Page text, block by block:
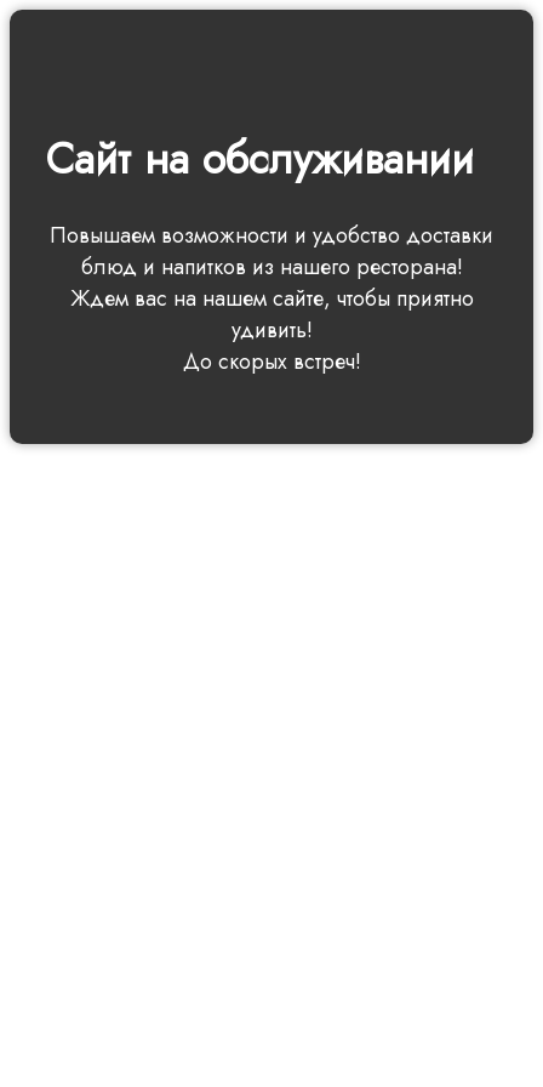
Сайт на обслуживании
Повышаем возможности и удобство доставки
блюд и напитков из нашего ресторана!
Ждем вас на нашем сайте, чтобы приятно
удивить!
До скорых встреч!